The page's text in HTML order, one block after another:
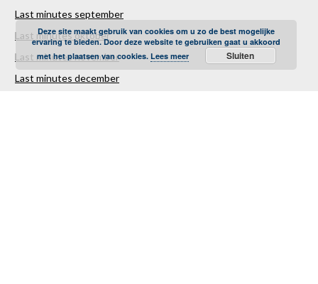
Last minutes september
Last minutes oktober
Last minutes november
Last minutes december
Deze site maakt gebruik van cookies om u zo de best mogelijke
ervaring te bieden. Door deze website te gebruiken gaat u akkoord
met het plaatsen van cookies. Lees meer Sluiten